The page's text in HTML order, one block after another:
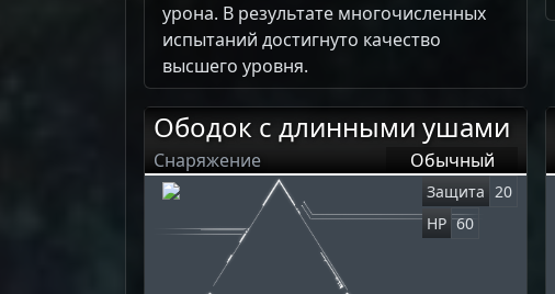
урона. В результате многочисленных
испытаний достигнуто качество
высшего уровня.
Ободок с длинными ушами
Снаряжение Обычный
Защита 20
HP 60